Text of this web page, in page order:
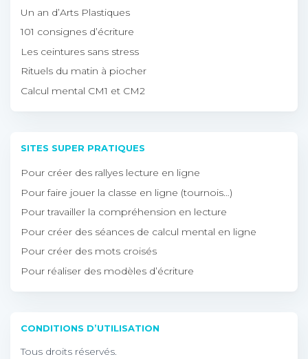
Un an d’Arts Plastiques
101 consignes d’écriture
Les ceintures sans stress
Rituels du matin à piocher
Calcul mental CM1 et CM2
SITES SUPER PRATIQUES
Pour créer des rallyes lecture en ligne
Pour faire jouer la classe en ligne (tournois…)
Pour travailler la compréhension en lecture
Pour créer des séances de calcul mental en ligne
Pour créer des mots croisés
Pour réaliser des modèles d’écriture
CONDITIONS D’UTILISATION
Tous droits réservés.